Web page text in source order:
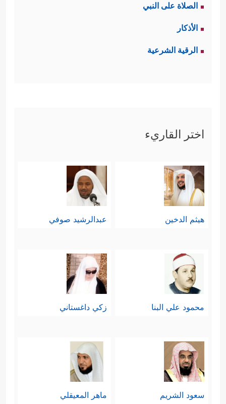
الصلاة على النبي
الأذكار
الرقية الشرعية
اختر القاريء
هيثم الدخين عبدالرشيد صوفي
محمود علي البنا زكي داغستاني
سعود الشريم ماهر المعيقلي